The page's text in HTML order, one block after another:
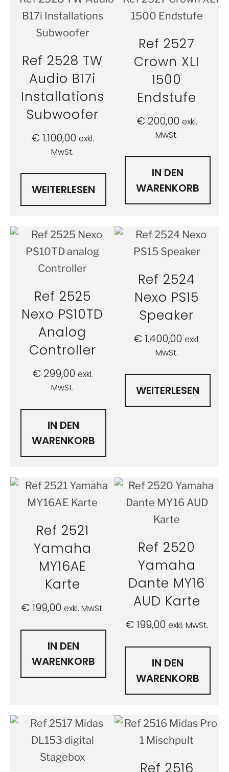
Ref 2528 TW
Audio B17i
Installations
Subwoofer
€1.100,00 exkl.
MwSt.
WEITERLESEN
Ref 2527
Crown XLI
1500
Endstufe
€200,00 exkl.
MwSt.
IN DEN
WARENKORB
Ref 2525
Nexo PS10TD
Analog
Controller
€299,00 exkl.
MwSt.
IN DEN
WARENKORB
Ref 2524
Nexo PS15
Speaker
€1.400,00 exkl.
MwSt.
WEITERLESEN
Ref 2521
Yamaha
MY16AE
Karte
€199,00 exkl. MwSt.
IN DEN
WARENKORB
Ref 2520
Yamaha
Dante MY16
AUD Karte
€199,00 exkl. MwSt.
IN DEN
WARENKORB
Ref 2516